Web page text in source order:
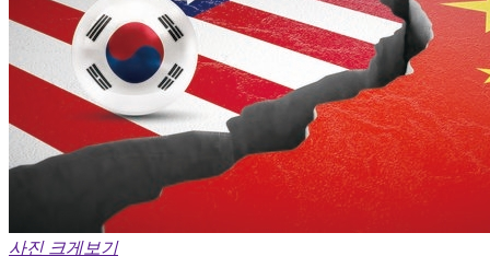
사진 크게보기